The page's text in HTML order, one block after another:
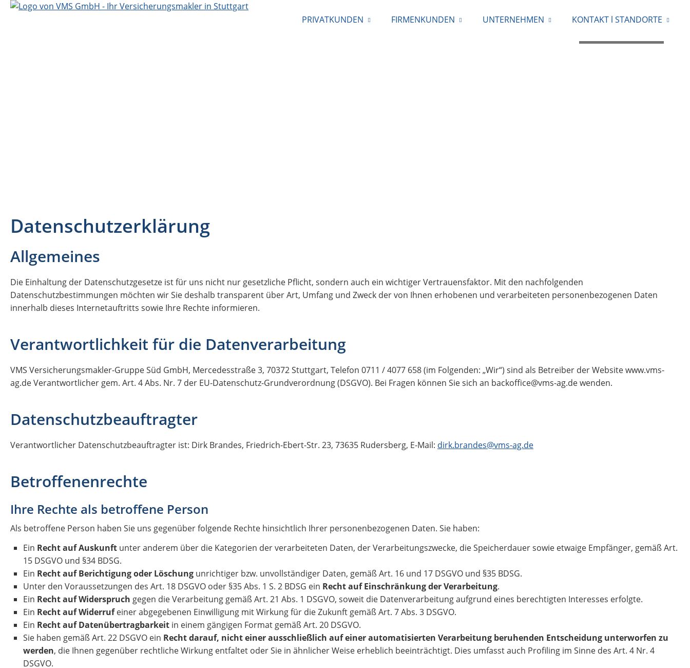
PRIVATKUNDEN FIRMENKUNDEN UNTERNEHMEN KONTAKT l STANDORTE
Datenschutzerklärung
Allgemeines
Die Einhaltung der Datenschutzgesetze ist für uns nicht nur gesetzliche Pflicht, sondern auch ein wichtiger Vertrauensfaktor. Mit den nachfolgenden
Datenschutzbestimmungen möchten wir Sie deshalb transparent über Art, Umfang und Zweck der von Ihnen erhobenen und verarbeiteten personenbezogenen Daten
innerhalb dieses Internetauftritts sowie Ihre Rechte informieren.
Verantwortlichkeit für die Datenverarbeitung
VMS Versicherungsmakler-Gruppe Süd GmbH, Mercedesstraße 3, 70372 Stuttgart, Telefon 0711 / 4077 658 (im Folgenden: „Wir“) sind als Betreiber der Website www.vms-
ag.de Verantwortlicher gem. Art. 4 Abs. Nr. 7 der EU-Datenschutz-Grundverordnung (DSGVO). Bei Fragen können Sie sich an backoffice@vms-ag.de wenden.
Datenschutzbeauftragter
Verantwortlicher Datenschutzbeauftragter ist: Dirk Brandes, Friedrich-Ebert-Str. 23, 73635 Rudersberg, E-Mail: dirk.brandes@vms-ag.de
Betroffenenrechte
Ihre Rechte als betroffene Person
Als betroffene Person haben Sie uns gegenüber folgende Rechte hinsichtlich Ihrer personenbezogenen Daten. Sie haben:
Ein Recht auf Auskunft unter anderem über die Kategorien der verarbeiteten Daten, der Verarbeitungszwecke, die Speicherdauer sowie etwaige Empfänger, gemäß Art.
15 DSGVO und §34 BDSG.
Ein Recht auf Berichtigung oder Löschung unrichtiger bzw. unvollständiger Daten, gemäß Art. 16 und 17 DSGVO und §35 BDSG.
Unter den Voraussetzungen des Art. 18 DSGVO oder §35 Abs. 1 S. 2 BDSG ein Recht auf Einschränkung der Verarbeitung.
Ein Recht auf Widerspruch gegen die Verarbeitung gemäß Art. 21 Abs. 1 DSGVO, soweit die Datenverarbeitung aufgrund eines berechtigten Interesses erfolgte.
Ein Recht auf Widerrufeiner abgegebenen Einwilligung mit Wirkung für die Zukunft gemäß Art. 7 Abs. 3 DSGVO.
Ein Recht auf Datenübertragbarkeit in einem gängigen Format gemäß Art. 20 DSGVO.
Sie haben gemäß Art. 22 DSGVO ein Recht darauf, nicht einer ausschließlich auf einer automatisierten Verarbeitung beruhenden Entscheidung unterworfen zu
werden, die Ihnen gegenüber rechtliche Wirkung entfaltet oder Sie in ähnlicher Weise erheblich beeinträchtigt. Dies umfasst auch Profiling im Sinne des Art. 4 Nr. 4
DSGVO.